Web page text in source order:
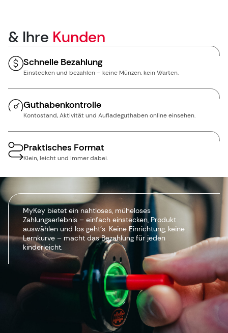
& Ihre Kunden
Schnelle Bezahlung
Einstecken und bezahlen – keine Münzen, kein Warten.
Guthabenkontrolle
Kontostand, Aktivität und Aufladeguthaben online einsehen.
Praktisches Format
Klein, leicht und immer dabei.
MyKey bietet ein nahtloses, müheloses
Zahlungserlebnis – einfach einstecken, Produkt
auswählen und los geht‘s. Keine Einrichtung, keine
Lernkurve – macht das Bezahlung für jeden
kinderleicht.